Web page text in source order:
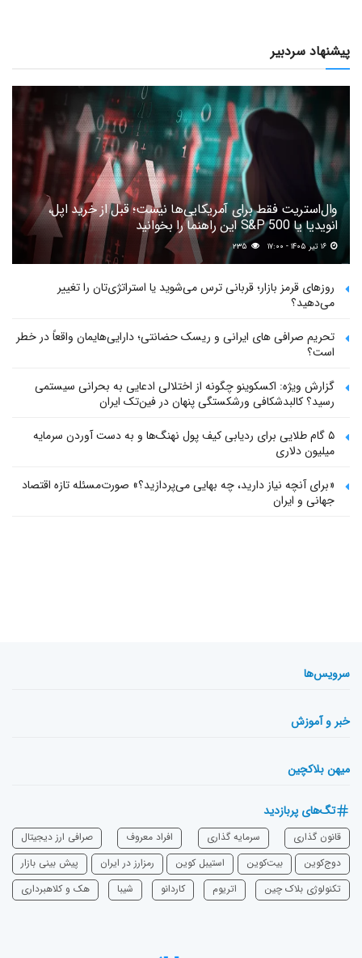
پیشنهاد سردبیر
وال‌استریت فقط برای آمریکایی‌ها نیست؛ قبل از خرید اپل،
انویدیا یا S&P 500 این راهنما را بخوانید
۲۳۵
روزهای قرمز بازار؛ قربانی ترس می‌شوید یا استراتژی‌تان را تغییر
می‌دهید؟
تحریم صرافی های ایرانی و ریسک حضانتی؛ دارایی‌هایمان واقعاً در خطر
است؟
گزارش ویژه: اکسکوینو چگونه از اختلالی ادعایی به بحرانی سیستمی
رسید؟ کالبدشکافی ورشکستگی پنهان در فین‌تک ایران
۵ گام طلایی برای ردیابی کیف پول‌ نهنگ‌ها و به دست آوردن سرمایه
میلیون دلاری
«برای آنچه نیاز دارید، چه بهایی می‌پردازید؟» صورت‌مسئله تازه اقتصاد
جهانی و ایران
سرویس‌ها
خبر و آموزش
میهن بلاکچین
تگ‌های پربازدید
قانون گذاری سرمایه‌ گذاری افراد معروف
صرافی ارز دیجیتال
دوج‌کوین
بیت‌کوین استیبل کوین رمزارز در ایران
پیش بینی بازار
تکنولوژی بلاک چین
اتریوم ‌کاردانو شیبا هک و کلاهبرداری